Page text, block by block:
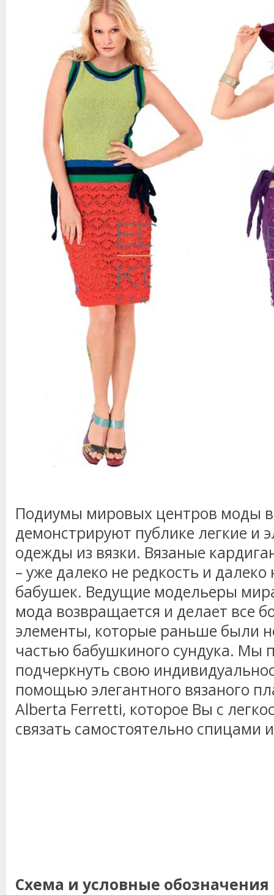
Подиумы мировых центров моды
демонстрируют публике легкие и
одежды из вязки. Вязаные
– уже далеко не редкость и
бабушек. Ведущие модельеры
мода возвращается и делает все
элементы, которые раньше были
частью бабушкиного сундука. Мы
подчеркнуть свою
помощью элегантного вязаного
Alberta Ferretti, которое Вы с
связать самостоятельно спицами
Схема и условные обозначения